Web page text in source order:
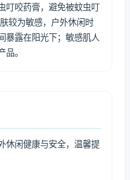
叮咬药膏，避免被蚊虫叮
较为敏感，户外休闲时
暴露在阳光下；敏感肌人
。
休闲健康与安全，温馨提